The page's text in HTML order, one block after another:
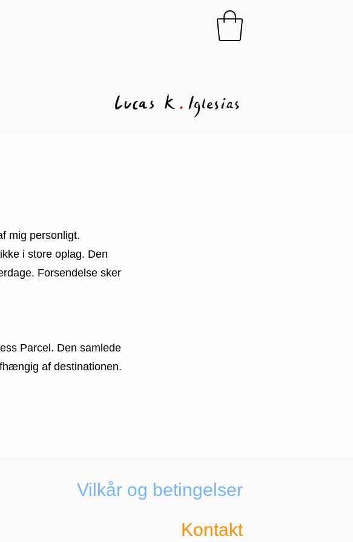
mig personligt.
i store oplag. Den
Forsendelse sker
Parcel. Den samlede
af destinationen.
Vilkår og betingelser
Kontakt